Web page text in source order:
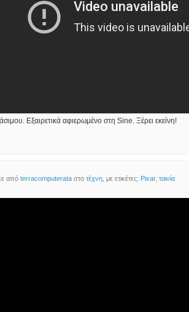
Εξαιρετικά αφιερωμένο στη Sine. Ξέρει εκείνη!
από terracomputerataστο τέχνη, με ετικέτες: Pixar, ταινία